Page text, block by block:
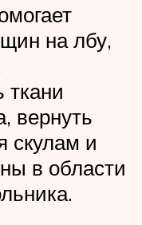
на лбу,
ткани
вернуть
скулам и
в области